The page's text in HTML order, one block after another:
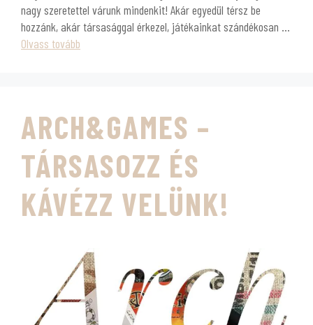
nagy szeretettel várunk mindenkit! Akár egyedül térsz be
hozzánk, akár társasággal érkezel, játékainkat szándékosan …
Olvass tovább
ARCH&GAMES –
TÁRSASOZZ ÉS
KÁVÉZZ VELÜNK!